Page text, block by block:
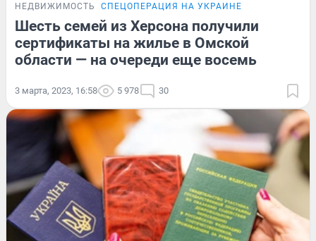
НЕДВИЖИМОСТЬ СПЕЦОПЕРАЦИЯ НА УКРАИНЕ
Шесть семей из Херсона получили
сертификаты на жилье в Омской
области — на очереди еще восемь
3 марта, 2023, 16:58 5 978 30